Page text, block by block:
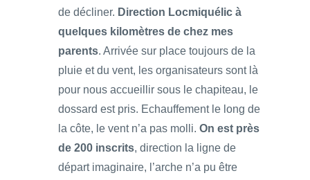
de décliner. Direction Locmiquélic à
quelques kilomètres de chez mes
parents. Arrivée sur place toujours de la
pluie et du vent, les organisateurs sont là
pour nous accueillir sous le chapiteau, le
dossard est pris. Echauffement le long de
la côte, le vent n’a pas molli. On est près
de 200 inscrits, direction la ligne de
départ imaginaire, l’arche n’a pu être